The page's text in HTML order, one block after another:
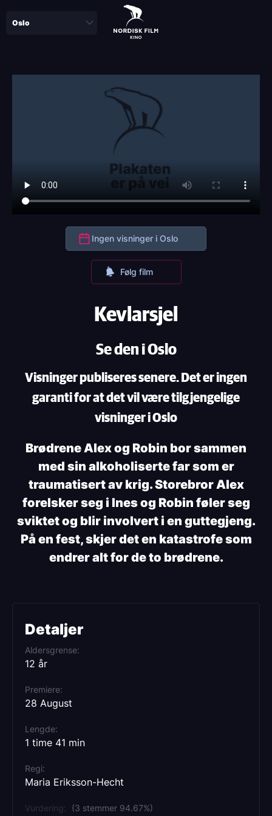
Detaljer
Aldersgrense
12 år
Premiere
28 August
Lengde
1 time 41 min
Regi
Maria Eriksson-Hecht
Vurdering: (3 stemmer 94.67%)
Ingen visninger i Oslo
Følg film
Kevlarsjel
Se den i Oslo
Visninger publiseres senere. Det er ingen
garanti for at det vil være tilgjengelige
visninger i Oslo
Brødrene Alex og Robin bor sammen
med sin alkoholiserte far som er
traumatisert av krig. Storebror Alex
forelsker seg i Ines og Robin føler seg
sviktet og blir involvert i en guttegjeng.
På en fest, skjer det en katastrofe som
endrer alt for de to brødrene.